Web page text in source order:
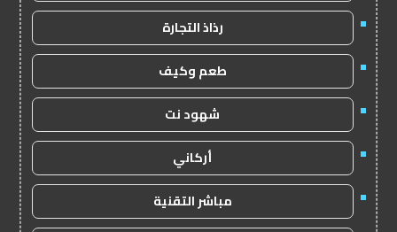
رذاذ التجارة
طعم وكيف
شهود نت
أركاني
مباشر التقنية